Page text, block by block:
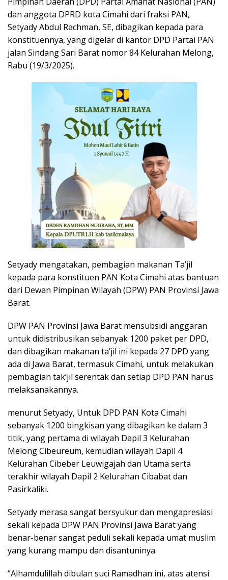
dan anggota DPRD kota Cimahi dari fraksi PAN,
Setyady Abdul Rachman, SE, dibagikan kepada para
konstituennya, yang digelar di kantor DPD Partai PAN
jalan Sindang Sari Barat nomor 84 Kelurahan Melong,
Rabu (19/3/2025).
Setyady mengatakan, pembagian makanan Ta’jil
kepada para konstituen PAN Kota Cimahi atas bantuan
dari Dewan Pimpinan Wilayah (DPW) PAN Provinsi Jawa
Barat.
DPW PAN Provinsi Jawa Barat mensubsidi anggaran
untuk didistribusikan sebanyak 1200 paket per DPD,
dan dibagikan makanan ta’jil ini kepada 27 DPD yang
ada di Jawa Barat, termasuk Cimahi, untuk melakukan
pembagian tak’jil serentak dan setiap DPD PAN harus
melaksanakannya.
menurut Setyady, Untuk DPD PAN Kota Cimahi
sebanyak 1200 bingkisan yang dibagikan ke dalam 3
titik, yang pertama di wilayah Dapil 3 Kelurahan
Melong Cibeureum, kemudian wilayah Dapil 4
Kelurahan Cibeber Leuwigajah dan Utama serta
terakhir wilayah Dapil 2 Kelurahan Cibabat dan
Pasirkaliki.
Setyady merasa sangat bersyukur dan mengapresiasi
sekali kepada DPW PAN Provinsi Jawa Barat yang
benar-benar sangat peduli sekali kepada umat muslim
yang kurang mampu dan disantuninya.
“Alhamdulillah dibulan suci Ramadhan ini, atas atensi